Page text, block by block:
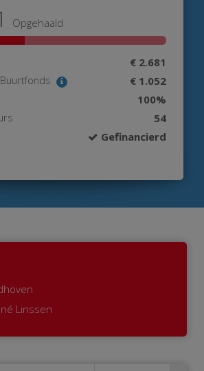
Opgehaald
€ 2.681
€ 1.052
100%
54
Gefinancierd
Linssen